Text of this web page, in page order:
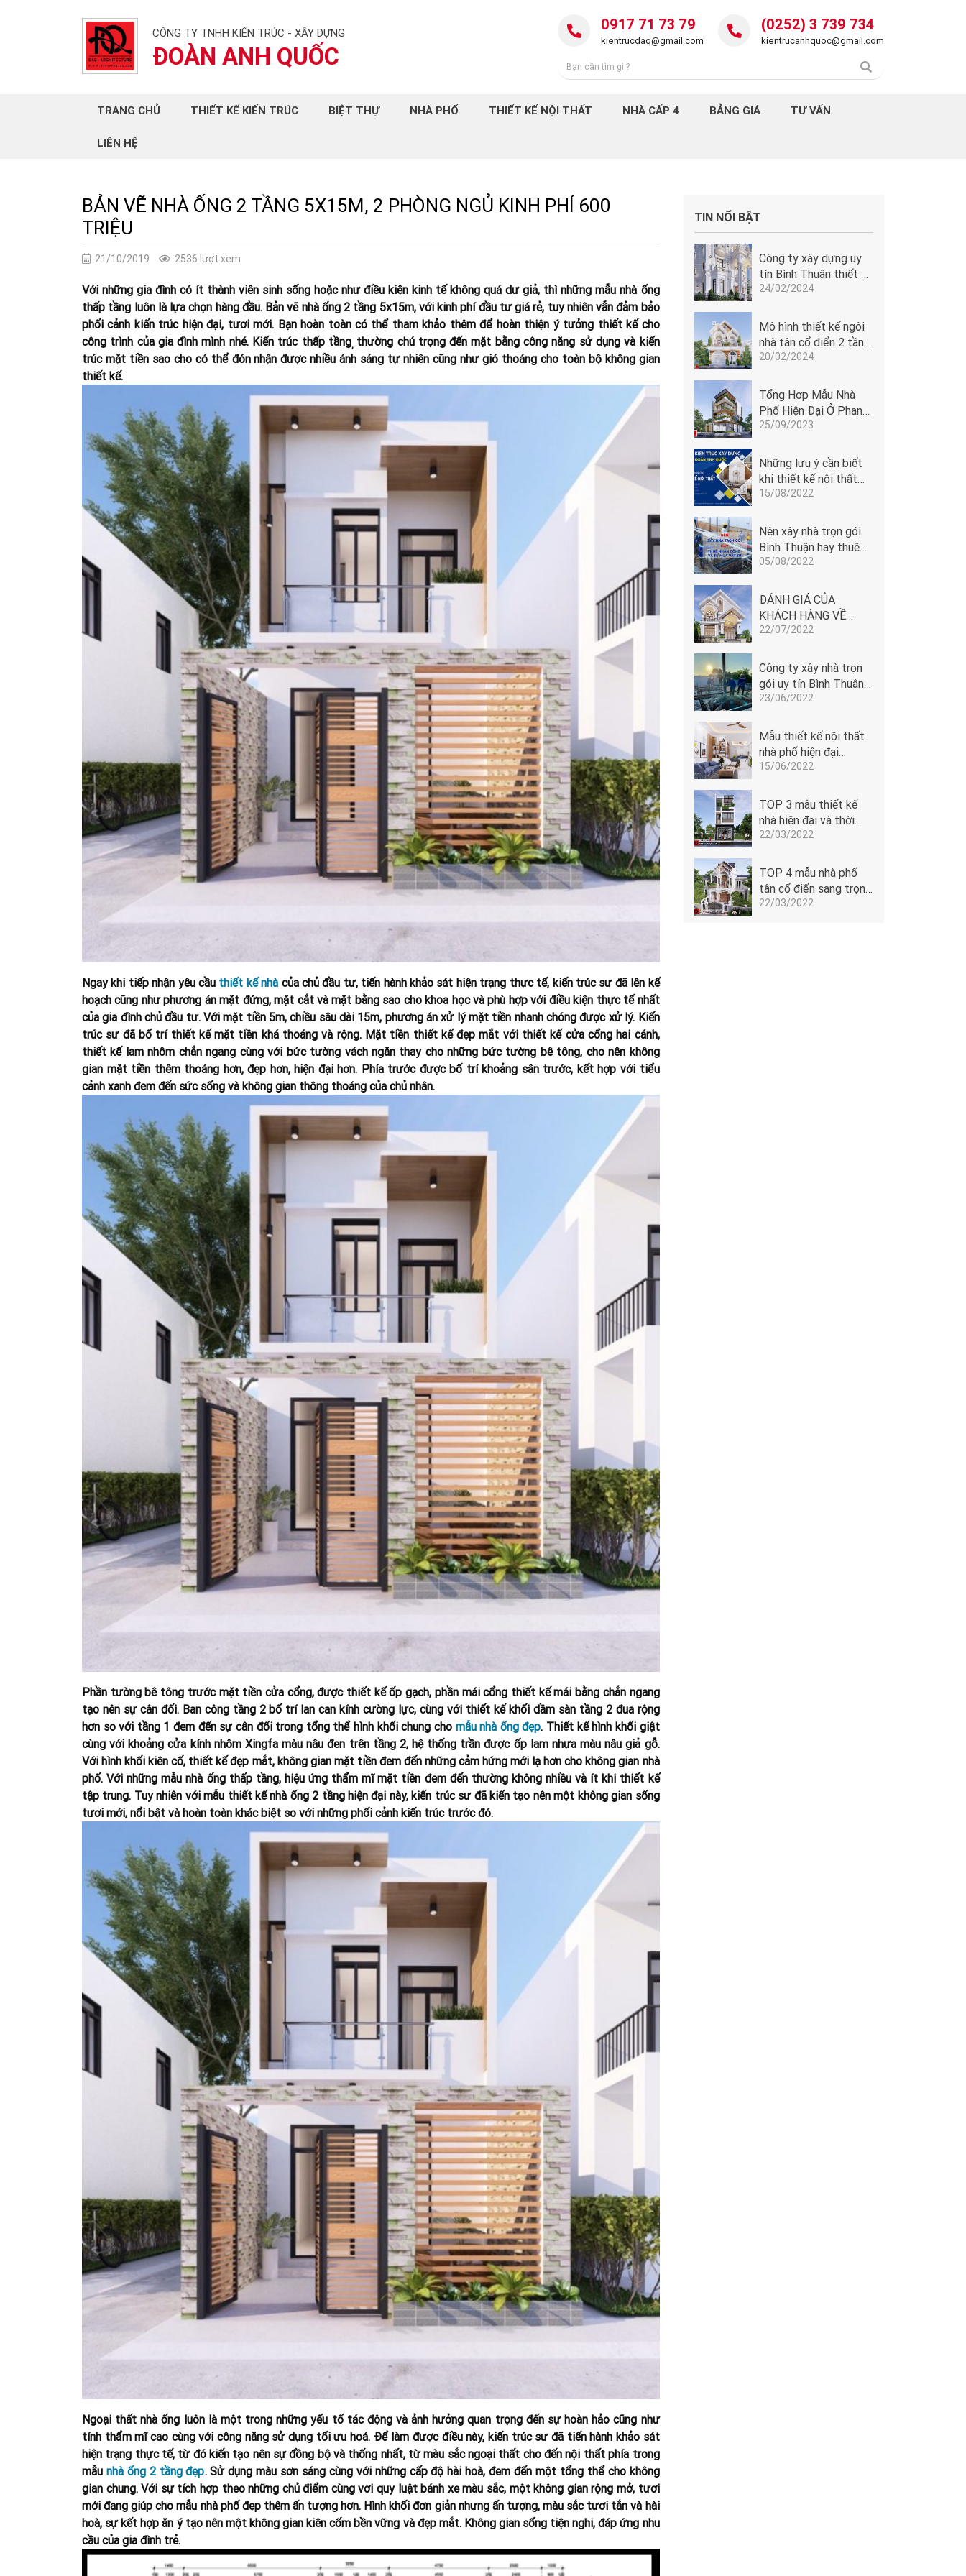
CÔNG TY TNHH KIẾN TRÚC - XÂY DỰNG
ĐOÀN ANH QUỐC
0917 71 73 79
kientrucdaq@gmail.com
(0252) 3 739 734
kientrucanhquoc@gmail.com
TRANG CHỦ THIẾT KẾ KIẾN TRÚC BIỆT THỰ NHÀ PHỐ THIẾT KẾ NỘI THẤT NHÀ CẤP 4 BẢNG GIÁ TƯ VẤN
LIÊN HỆ
BẢN VẼ NHÀ ỐNG 2 TẦNG 5X15M, 2 PHÒNG NGỦ KINH PHÍ 600
TRIỆU
21/10/2019 2536 lượt xem
Với những gia đình có ít thành viên sinh sống hoặc như điều kiện kinh tế không quá dư giả, thì những mẫu nhà ống
thấp tầng luôn là lựa chọn hàng đầu. Bản vẽ nhà ống 2 tầng 5x15m, với kinh phí đầu tư giá rẻ, tuy nhiên vẫn đảm bảo
phối cảnh kiến trúc hiện đại, tươi mới. Bạn hoàn toàn có thể tham khảo thêm để hoàn thiện ý tưởng thiết kế cho
công trình của gia đình mình nhé. Kiến trúc thấp tầng, thường chú trọng đến mặt bằng công năng sử dụng và kiến
trúc mặt tiền sao cho có thể đón nhận được nhiều ánh sáng tự nhiên cũng như gió thoáng cho toàn bộ không gian
thiết kế.
Ngay khi tiếp nhận yêu cầu thiết kế nhà của chủ đầu tư, tiến hành khảo sát hiện trạng thực tế, kiến trúc sư đã lên kế
hoạch cũng như phương án mặt đứng, mặt cắt và mặt bằng sao cho khoa học và phù hợp với điều kiện thực tế nhất
của gia đình chủ đầu tư. Với mặt tiền 5m, chiều sâu dài 15m, phương án xử lý mặt tiền nhanh chóng được xử lý. Kiến
trúc sư đã bố trí thiết kế mặt tiền khá thoáng và rộng. Mặt tiền thiết kế đẹp mắt với thiết kế cửa cổng hai cánh,
thiết kế lam nhôm chắn ngang cùng với bức tường vách ngăn thay cho những bức tường bê tông, cho nên không
gian mặt tiền thêm thoáng hơn, đẹp hơn, hiện đại hơn. Phía trước được bố trí khoảng sân trước, kết hợp với tiểu
cảnh xanh đem đến sức sống và không gian thông thoáng của chủ nhân.
Phần tường bê tông trước mặt tiền cửa cổng, được thiết kế ốp gạch, phần mái cổng thiết kế mái bằng chắn ngang
tạo nên sự cân đối. Ban công tầng 2 bố trí lan can kính cường lực, cùng với thiết kế khối dầm sàn tầng 2 đua rộng
hơn so với tầng 1 đem đến sự cân đối trong tổng thể hình khối chung cho mẫu nhà ống đẹp. Thiết kế hình khối giật
cùng với khoảng cửa kính nhôm Xingfa màu nâu đen trên tầng 2, hệ thống trần được ốp lam nhựa màu nâu giả gỗ.
Với hình khối kiên cố, thiết kế đẹp mắt, không gian mặt tiền đem đến những cảm hứng mới lạ hơn cho không gian nhà
phố. Với những mẫu nhà ống thấp tầng, hiệu ứng thẩm mĩ mặt tiền đem đến thường không nhiều và ít khi thiết kế
tập trung. Tuy nhiên với mẫu thiết kế nhà ống 2 tầng hiện đại này, kiến trúc sư đã kiến tạo nên một không gian sống
tươi mới, nổi bật và hoàn toàn khác biệt so với những phối cảnh kiến trúc trước đó.
Ngoại thất nhà ống luôn là một trong những yếu tố tác động và ảnh hưởng quan trọng đến sự hoàn hảo cũng như
tính thẩm mĩ cao cùng với công năng sử dụng tối ưu hoá. Để làm được điều này, kiến trúc sư đã tiến hành khảo sát
hiện trạng thực tế, từ đó kiến tạo nên sự đồng bộ và thống nhất, từ màu sắc ngoại thất cho đến nội thất phía trong
mẫu nhà ống 2 tầng đẹp. Sử dụng màu sơn sáng cùng với những cấp độ hài hoà, đem đến một tổng thể cho không
gian chung. Với sự tích hợp theo những chủ điểm cùng vơi quy luật bánh xe màu sắc, một không gian rộng mở, tươi
mới đang giúp cho mẫu nhà phố đẹp thêm ấn tượng hơn. Hình khối đơn giản nhưng ấn tượng, màu sắc tươi tắn và hài
hoà, sự kết hợp ăn ý tạo nên một không gian kiên cốm bền vững và đẹp mắt. Không gian sống tiện nghi, đáp ứng nhu
cầu của gia đình trẻ.
TIN NỔI BẬT
Công ty xây dựng uy
tín Bình Thuận thiết kế
lâu đài tân cổ điển
Phan Thiết
24/02/2024
Mô hình thiết kế ngôi
nhà tân cổ điển 2 tầng
cửa vòm tại Phan
20/02/2024
Tổng Hợp Mẫu Nhà
Phố Hiện Đại Ở Phan
Thiết - Bình Thuận
25/09/2023
Những lưu ý cần biết
khi thiết kế nội thất
Phan Thiết
15/08/2022
Nên xây nhà trọn gói
Bình Thuận hay thuê
nhân công và tự mua
05/08/2022
ĐÁNH GIÁ CỦA
KHÁCH HÀNG VỀ
ĐOÀN ANH QUỐC
22/07/2022
Công ty xây nhà trọn
gói uy tín Bình Thuận -
Đoàn Anh Quốc
23/06/2022
Mẫu thiết kế nội thất
nhà phố hiện đại
5x14m của Đoàn Anh
1506
15/06/2022
TOP 3 mẫu thiết kế
nhà hiện đại và thời
thượng
22/03/2022
TOP 4 mẫu nhà phố
tân cổ điển sang trọng
dẫn đầu xu hướng
22/03/2022